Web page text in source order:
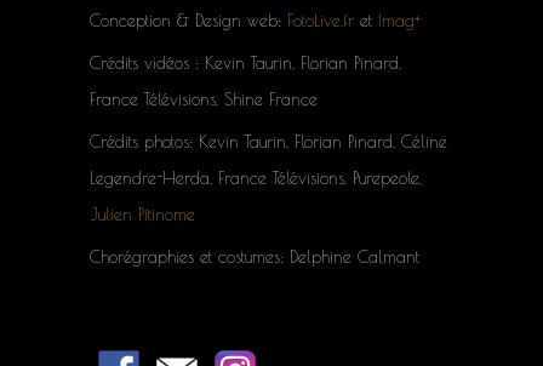
Conception & Design web: FotoLive.fr et Imag+
Crédits vidéos : Kevin Taurin, Florian Pinard,
France Télévisions, Shine France
Crédits photos: Kevin Taurin, Florian Pinard, Céline
Legendre-Herda, France Télévisions, Purepeole,
Julien Pitinome
Chorégraphies et costumes: Delphine Calmant